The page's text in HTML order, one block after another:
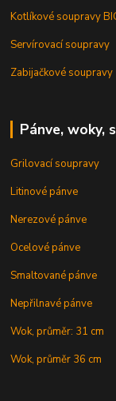
Kotlíkové soupravy
Servírovací soupravy
Zabijačkové soupravy
Pánve, woky,
Grilovací soupravy
Litinové pánve
Nerezové pánve
Ocelové pánve
Smaltované pánve
Nepřilnavé pánve
Wok, průměr: 31 cm
Wok, průměr 36 cm